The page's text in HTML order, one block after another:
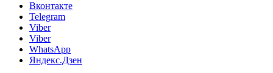
Вконтакте
Telegram
Viber
Viber
WhatsApp
Яндекс.Дзен